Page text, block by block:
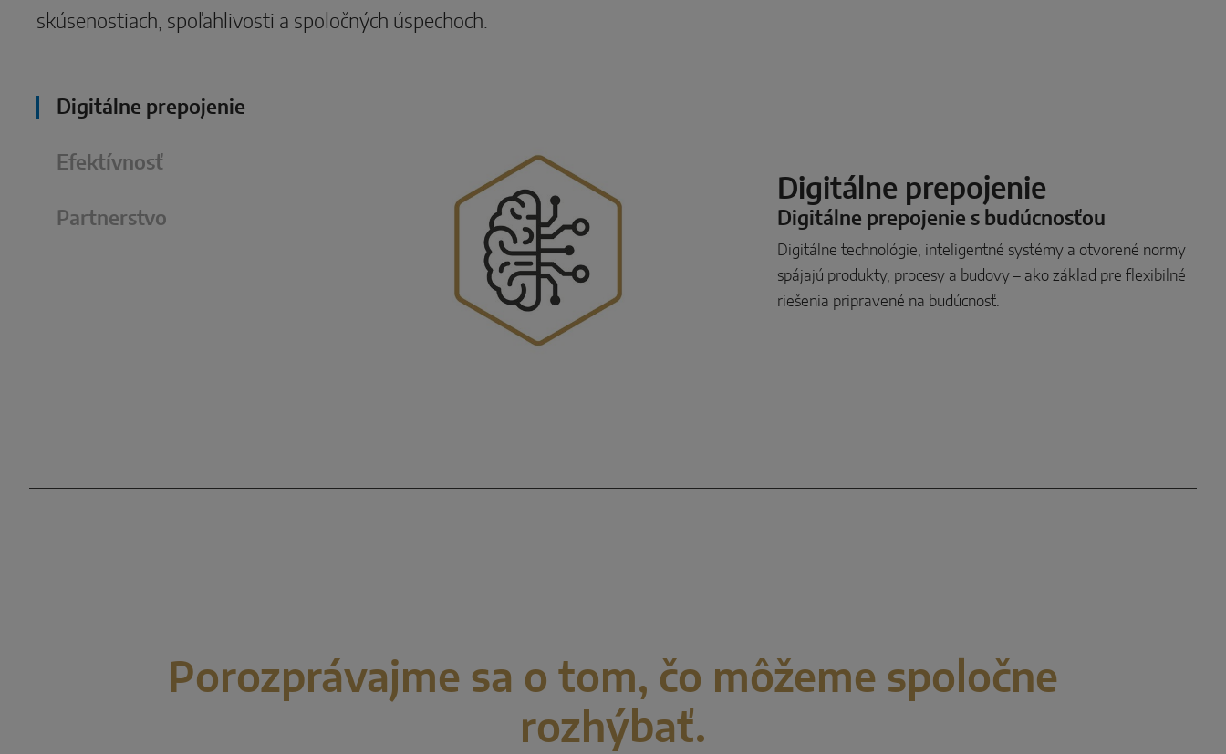
skúsenostiach, spoľahlivosti a spoločných úspechoch.
Digitálne prepojenie
Efektívnosť
Partnerstvo
Digitálne prepojenie
Digitálne prepojenie s budúcnosťou
Digitálne technológie, inteligentné systémy a otvorené normy
spájajú produkty, procesy a budovy – ako základ pre flexibilné
riešenia pripravené na budúcnosť.
Porozprávajme sa o tom, čo môžeme spoločne
rozhýbať.